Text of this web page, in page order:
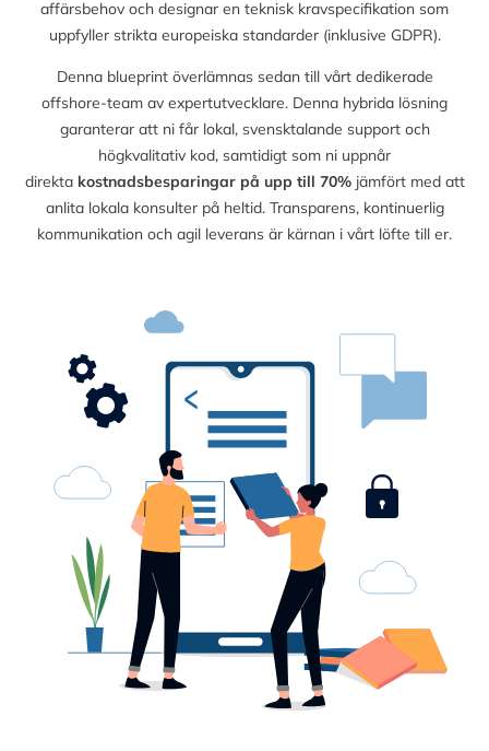
affärsbehov och designar en teknisk kravspecifikation som
uppfyller strikta europeiska standarder (inklusive GDPR).
Denna blueprint överlämnas sedan till vårt dedikerade
offshore-team av expertutvecklare. Denna hybrida lösning
garanterar att ni får lokal, svensktalande support och
högkvalitativ kod, samtidigt som ni uppnår
direkta kostnadsbesparingar på upp till 70%jämfört med att
anlita lokala konsulter på heltid. Transparens, kontinuerlig
kommunikation och agil leverans är kärnan i vårt löfte till er.